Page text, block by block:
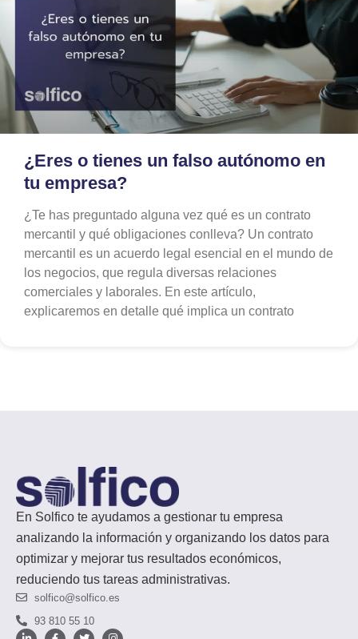
¿Eres o tienes un falso autónomo en
tu empresa?
¿Te has preguntado alguna vez qué es un contrato
mercantil y qué obligaciones conlleva? Un contrato
mercantil es un acuerdo legal esencial en el mundo de
los negocios, que regula diversas relaciones
comerciales y laborales. En este artículo,
explicaremos en detalle qué implica un contrato
En Solfico te ayudamos a gestionar tu empresa
analizando la información y organizando los datos para
optimizar y mejorar tus resultados económicos,
reduciendo tus tareas administrativas.
solfico@solfico.es
93 810 55 10